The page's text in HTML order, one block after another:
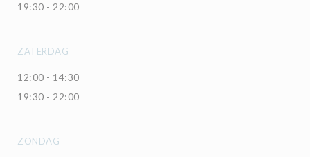
19:30 - 22:00
ZATERDAG
12:00 - 14:30
19:30 - 22:00
ZONDAG